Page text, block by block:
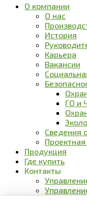
О компании
О нас
История
Карьера
Вакансии
ГО и
Сведения
Продукция
Где купить
Контакты